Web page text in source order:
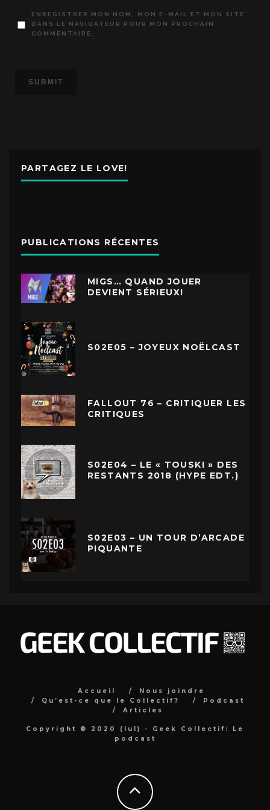
ENREGISTRER MON NOM, MON E-MAIL ET MON SITE
DANS LE NAVIGATEUR POUR MON PROCHAIN
COMMENTAIRE.
PARTAGEZ LE LOVE!
PUBLICATIONS RÉCENTES
MIGS… QUAND JOUER
DEVIENT SÉRIEUX!
S02E05 – JOYEUX NOËLCAST
FALLOUT 76 – CRITIQUER LES
CRITIQUES
S02E04 – LE « TOUSKI » DES
RESTANTS 2018 (HYPE EDT.)
S02E03 – UN TOUR D’ARCADE
PIQUANTE
Accueil
Nous joindre
Qu’est-ce que le Collectif?
Podcast
Articles
Copyright © 2020 (lul) - Geek Collectif: Le
podcast